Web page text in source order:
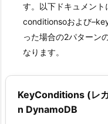
す。以下ドキュメン
conditionsoおよび
った場合の2パターン
なります。
KeyConditions (レ
n DynamoDB